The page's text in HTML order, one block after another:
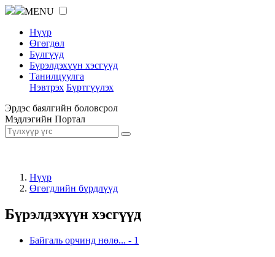
MENU
Нүүр
Өгөгдөл
Бүлгүүд
Бүрэлдэхүүн хэсгүүд
Танилцуулга
Нэвтрэх Бүртгүүлэх
Эрдэс баялгийн боловсрол
Мэдлэгийн Портал
Нүүр
Өгөгдлийн бүрдлүүд
Бүрэлдэхүүн хэсгүүд
Байгаль орчинд нөлө... - 1